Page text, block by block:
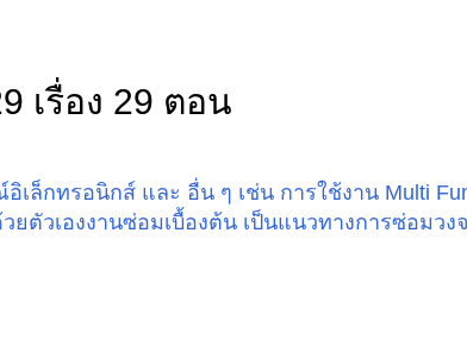
เรื่อง 29 ตอน
ล็กทรอนิกส์ และ อื่น ๆ เช่น การใช้งาน Multi
ตัวเองงานซ่อมเบื้องต้น เป็นแนวทางการซ่อมวง